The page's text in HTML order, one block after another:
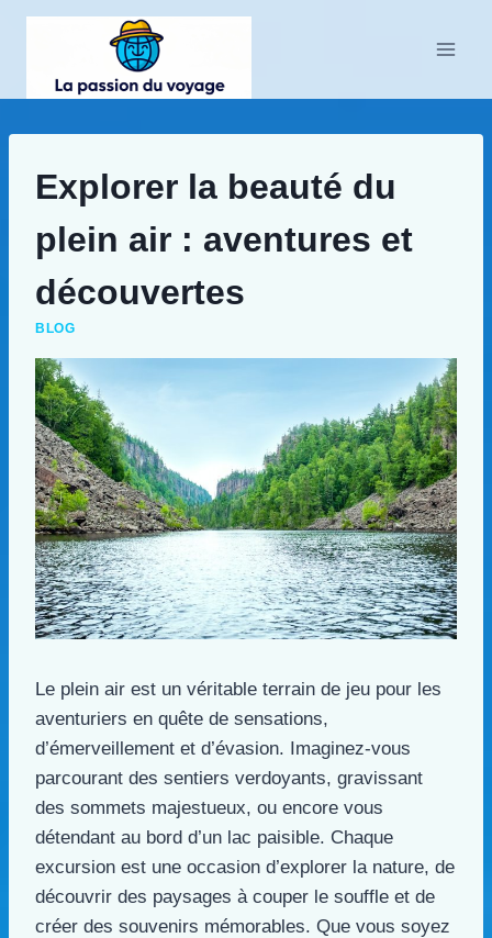
Aller
contenu
Explorer la beauté du
plein air : aventures et
découvertes
BLOG
Le plein air est un véritable terrain de jeu pour les
aventuriers en quête de sensations,
d’émerveillement et d’évasion. Imaginez-vous
parcourant des sentiers verdoyants, gravissant
des sommets majestueux, ou encore vous
détendant au bord d’un lac paisible. Chaque
excursion est une occasion d’explorer la nature, de
découvrir des paysages à couper le souffle et de
créer des souvenirs mémorables. Que vous soyez